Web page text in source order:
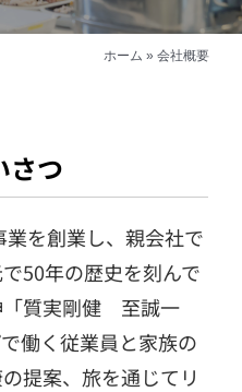
せ
ホーム »会社概要
さつ
を創業し、親会社で
50年の歴史を刻んで
「質実剛健 至誠一
働く従業員と家族の
提案、旅を通じてリ